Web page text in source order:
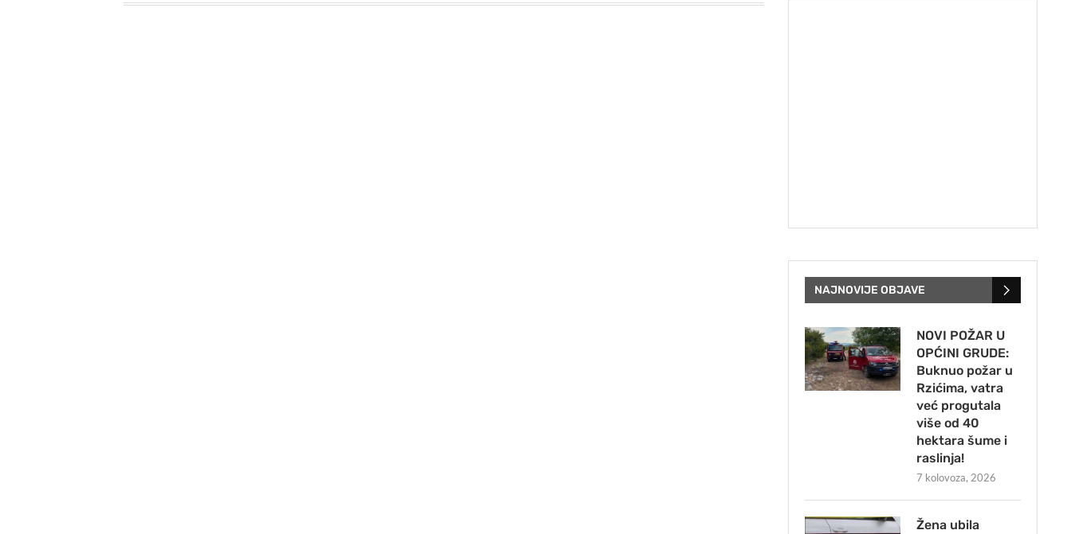
NAJNOVIJE OBJAVE
NOVI POŽAR U
OPĆINI GRUDE:
Buknuo požar u
Rzićima, vatra
već progutala
više od 40
hektara šume i
raslinja!
7 kolovoza, 2026
Žena ubila